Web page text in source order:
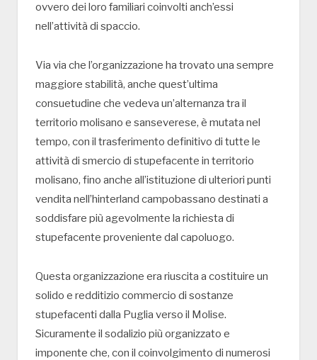
ovvero dei loro familiari coinvolti anch’essi
nell’attività di spaccio.
Via via che l’organizzazione ha trovato una sempre
maggiore stabilità, anche quest’ultima
consuetudine che vedeva un’alternanza tra il
territorio molisano e sanseverese, è mutata nel
tempo, con il trasferimento definitivo di tutte le
attività di smercio di stupefacente in territorio
molisano, fino anche all’istituzione di ulteriori punti
vendita nell’hinterland campobassano destinati a
soddisfare più agevolmente la richiesta di
stupefacente proveniente dal capoluogo.
Questa organizzazione era riuscita a costituire un
solido e redditizio commercio di sostanze
stupefacenti dalla Puglia verso il Molise.
Sicuramente il sodalizio più organizzato e
imponente che, con il coinvolgimento di numerosi